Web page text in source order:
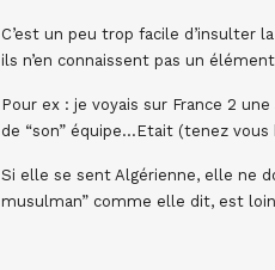
C’est un peu trop facile d’insulter
ils n’en connaissent pas un
Pour ex : je voyais sur France 2
de “son” équipe…Etait (tenez
Si elle se sent Algérienne, elle ne
musulman” comme elle dit, est